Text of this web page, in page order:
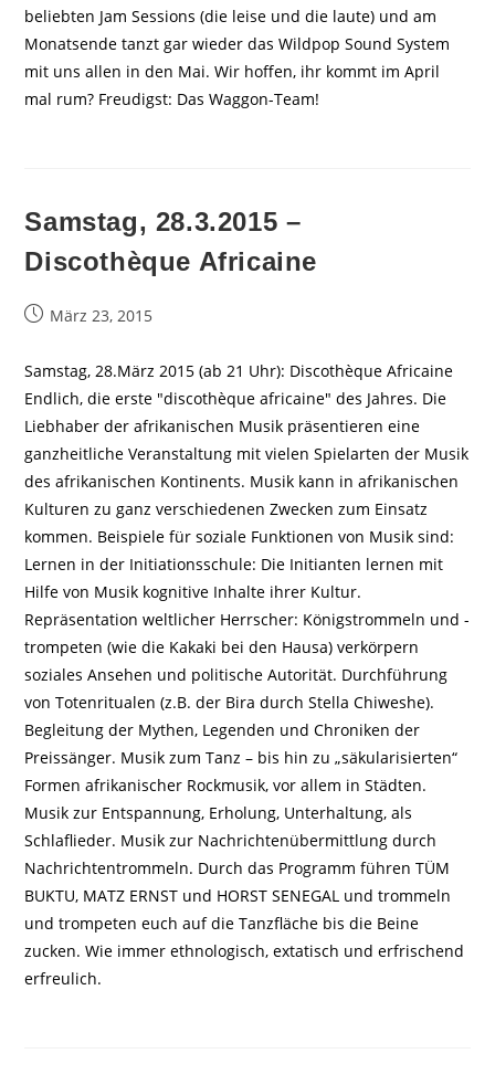
beliebten Jam Sessions (die leise und die laute) und am
Monatsende tanzt gar wieder das Wildpop Sound System
mit uns allen in den Mai. Wir hoffen, ihr kommt im April
mal rum? Freudigst: Das Waggon-Team!
Samstag, 28.3.2015 –
Discothèque Africaine
BeitragMärz 23, 2015
Samstag, 28.März 2015 (ab 21 Uhr): Discothèque Africaine
Endlich, die erste "discothèque africaine" des Jahres. Die
Liebhaber der afrikanischen Musik präsentieren eine
ganzheitliche Veranstaltung mit vielen Spielarten der Musik
des afrikanischen Kontinents. Musik kann in afrikanischen
Kulturen zu ganz verschiedenen Zwecken zum Einsatz
kommen. Beispiele für soziale Funktionen von Musik sind:
Lernen in der Initiationsschule: Die Initianten lernen mit
Hilfe von Musik kognitive Inhalte ihrer Kultur.
Repräsentation weltlicher Herrscher: Königstrommeln und -
trompeten (wie die Kakaki bei den Hausa) verkörpern
soziales Ansehen und politische Autorität. Durchführung
von Totenritualen (z.B. der Bira durch Stella Chiweshe).
Begleitung der Mythen, Legenden und Chroniken der
Preissänger. Musik zum Tanz – bis hin zu „säkularisierten“
Formen afrikanischer Rockmusik, vor allem in Städten.
Musik zur Entspannung, Erholung, Unterhaltung, als
Schlaflieder. Musik zur Nachrichtenübermittlung durch
Nachrichtentrommeln. Durch das Programm führen TÜM
BUKTU, MATZ ERNST und HORST SENEGAL und trommeln
und trompeten euch auf die Tanzfläche bis die Beine
zucken. Wie immer ethnologisch, extatisch und erfrischend
erfreulich.